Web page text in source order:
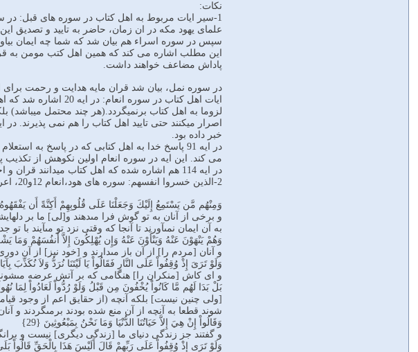
نکات:
1-سیر ایات مربوط به اهل کتاب در سوره های قبل: در
علمای یهود مکه در ان زمان، حاضر به تایید و تصدیق
این مطلب اشاره می کند که همین اهل کتب مومن به
پاداش مضاعف خواهند داشت.
در سوره نمل، بیان شد قران مایه هدایت و رحمت برای
خبر داده بود.
در ایه 91 پاسخ خدا به اهل کتابی که در پاسخ
می کند. این ایه در سوره انعام اولین نکوهش از
در ایه 114 هم اشاره شده که اهل کتاب میدانند قران و احکام ان حق است از جانب خدا
2-الذین خسروا انفسهم: سوره های هود،انعام 12و20، اعراف شوری زمر مومنون
وَمِنْهُم مَّن يَسْتَمِعُ إِلَيْكَ وَجَعَلْنَا عَلَى قُلُوبِهِمْ أَكِنَّةً أَن يَفْقَهُوهُ
و برخى از آنان به تو گوش فرا مى‏دهند و[لى] ما بر
به آن ايمان نمى‏آورند تا آنجا كه وقتى نزد تو مى‏آيند با
وَهُمْ يَنْهَوْنَ عَنْهُ وَيَنْأَوْنَ عَنْهُ وَإِن يُهْلِكُونَ إِلاَّ أَنفُسَهُمْ وَمَا
و آنان [مردم را] از آن باز مى‏دارند و [خود نيز] از آن
وَلَوْ تَرَىَ إِذْ وُقِفُواْ عَلَى النَّارِ فَقَالُواْ يَا لَيْتَنَا نُرَدُّ وَلاَ نُكَذِّبَ
و اى كاش [منكران را] هنگامى كه بر آتش عرضه مى‏شوند
بَلْ بَدَا لَهُم مَّا كَانُواْ يُخْفُونَ مِن قَبْلُ وَلَوْ رُدُّواْ لَعَادُواْ لِمَا نُهُواْ
[ولى چنين نيست] بلكه آنچه (از حقایق اعم از وجود
شوند قطعا به آنچه از آن منع شده بودند برمى‏گردند و
وَقَالُواْ إِنْ هِيَ إِلاَّ حَيَاتُنَا الدُّنْيَا وَمَا نَحْنُ بِمَبْعُوثِينَ {29}
و گفتند جز زندگى دنياى ما [زندگى ديگرى] نيست و
وَلَوْ تَرَى إِذْ وُقِفُواْ عَلَى رَبِّهِمْ قَالَ أَلَيْسَ هَذَا بِالْحَقِّ قَالُواْ